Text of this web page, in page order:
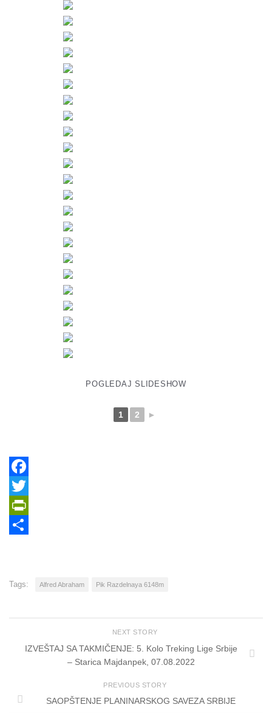
POGLEDAJ SLIDESHOW
1 2 ►
Facebook
Twitter
PrintFriendly
Tags: Alfred Abraham Pik Razdelnaya 6148m
NEXT STORY
IZVEŠTAJ SA TAKMIČENJE: 5. Kolo Treking Lige Srbije
– Starica Majdanpek, 07.08.2022
PREVIOUS STORY
SAOPŠTENJE PLANINARSKOG SAVEZA SRBIJE